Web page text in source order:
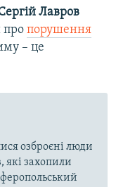
Лавров
про порушення
– це
озброєні люди
які захопили